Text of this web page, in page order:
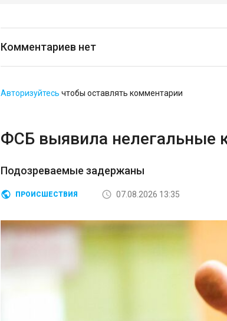
Комментариев нет
Авторизуйтесь чтобы оставлять комментарии
ФСБ выявила нелегальные
Подозреваемые задержаны
ПРОИСШЕСТВИЯ 07.08.2026 13:35